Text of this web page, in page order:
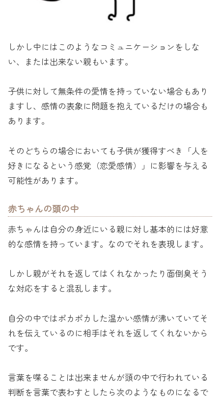
しかし中にはこのようなコミュニケーションをしな
い、または出来ない親もいます。
子供に対して無条件の愛情を持っていない場合もあり
ますし、感情の表象に問題を抱えているだけの場合も
あります。
そのどちらの場合においても子供が獲得すべき「人を
好きになるという感覚（恋愛感情）」に影響を与える
可能性があります。
赤ちゃんの頭の中
赤ちゃんは自分の身近にいる親に対し基本的には好意
的な感情を持っています。なのでそれを表現します。
しかし親がそれを返してはくれなかったり面倒臭そう
な対応をすると混乱します。
自分の中ではポカポカした温かい感情が沸いていてそ
れを伝えているのに相手はそれを返してくれないから
です。
言葉を喋ることは出来ませんが頭の中で行われている
判断を言葉で表わすとしたら次のようなものになるで